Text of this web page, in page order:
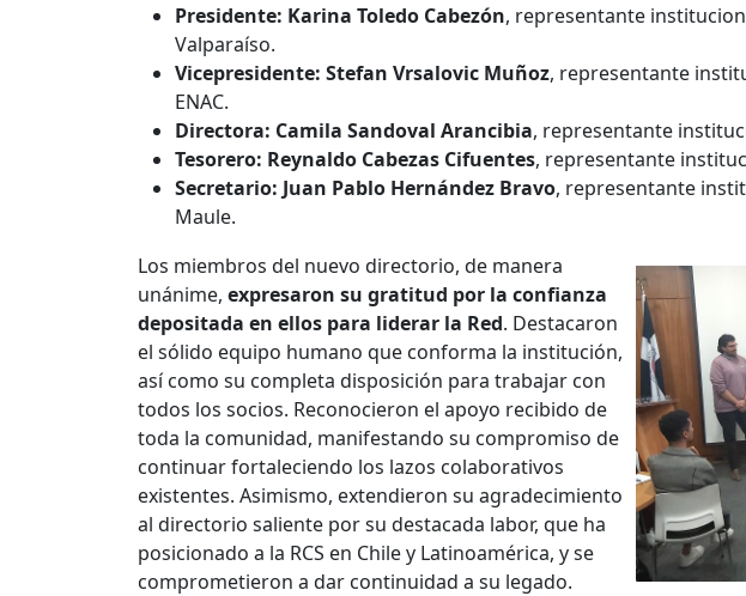
Presidente: Karina Toledo Cabezón, representante
Valparaíso.
Vicepresidente: Stefan Vrsalovic Muñoz, representante
ENAC.
Directora: Camila Sandoval Arancibia, representante
Tesorero: Reynaldo Cabezas Cifuentes, representante
Secretario: Juan Pablo Hernández Bravo, representante
Maule.
Los miembros del nuevo directorio, de manera
unánime, expresaron su gratitud por la confianza
depositada en ellos para liderar la Red. Destacaron
el sólido equipo humano que conforma la institución,
así como su completa disposición para trabajar con
todos los socios. Reconocieron el apoyo recibido de
toda la comunidad, manifestando su compromiso de
continuar fortaleciendo los lazos colaborativos
existentes. Asimismo, extendieron su agradecimiento
al directorio saliente por su destacada labor, que ha
posicionado a la RCS en Chile y Latinoamérica, y se
comprometieron a dar continuidad a su legado.